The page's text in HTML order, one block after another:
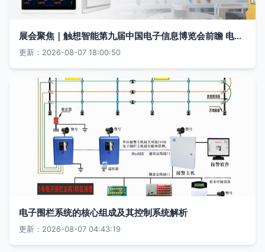
展会聚焦｜触想智能第九届中国电子信息博览会前瞻 电子控制系统的创新突破
更新：2026-08-07 18:00:50
电子围栏系统的核心组成及其控制系统解析
更新：2026-08-07 04:43:19